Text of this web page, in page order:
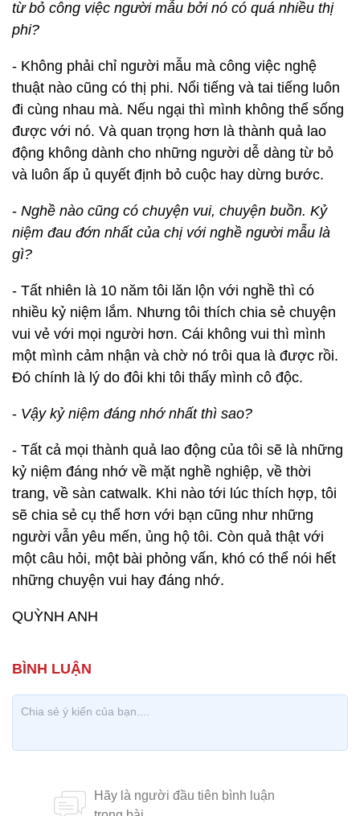
từ bỏ công việc người mẫu bởi nó có quá nhiều thị
phi?
- Không phải chỉ người mẫu mà công việc nghệ
thuật nào cũng có thị phi. Nổi tiếng và tai tiếng luôn
đi cùng nhau mà. Nếu ngại thì mình không thể sống
được với nó. Và quan trọng hơn là thành quả lao
động không dành cho những người dễ dàng từ bỏ
và luôn ấp ủ quyết định bỏ cuộc hay dừng bước.
- Nghề nào cũng có chuyện vui, chuyện buồn. Kỷ
niệm đau đớn nhất của chị với nghề người mẫu là
gì?
- Tất nhiên là 10 năm tôi lăn lộn với nghề thì có
nhiều kỷ niệm lắm. Nhưng tôi thích chia sẻ chuyện
vui vẻ với mọi người hơn. Cái không vui thì mình
một mình cảm nhận và chờ nó trôi qua là được rồi.
Đó chính là lý do đôi khi tôi thấy mình cô độc.
- Vậy kỷ niệm đáng nhớ nhất thì sao?
- Tất cả mọi thành quả lao động của tôi sẽ là những
kỷ niệm đáng nhớ về mặt nghề nghiệp, về thời
trang, về sàn catwalk. Khi nào tới lúc thích hợp, tôi
sẽ chia sẻ cụ thể hơn với bạn cũng như những
người vẫn yêu mến, ủng hộ tôi. Còn quả thật với
một câu hỏi, một bài phỏng vấn, khó có thể nói hết
những chuyện vui hay đáng nhớ.
QUỲNH ANH